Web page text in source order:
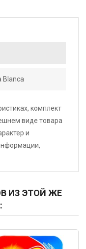
Blanca
комплект
виде товара
и
ИЗ ЭТОЙ ЖЕ